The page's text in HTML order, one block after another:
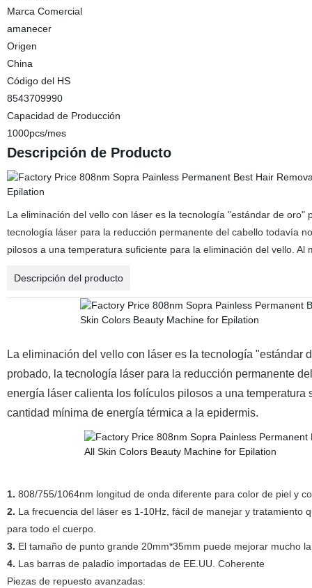
Marca Comercial
amanecer
Origen
China
Código del HS
8543709990
Capacidad de Producción
1000pcs/mes
Descripción de Producto
La eliminación del vello con láser es la tecnología "estándar de
tecnología láser para la reducción permanente del cabello todavía
pilosos a una temperatura suficiente para la eliminación del vello.
Descripción del producto
La eliminación del vello con láser es la tecnología
probado, la tecnología láser para la reducción permanente
energía láser calienta los folículos pilosos a una
cantidad mínima de energía térmica a la epidermis.
1. 808/755/1064nm longitud de onda diferente para color de piel y
2. La frecuencia del láser es 1-10Hz, fácil de manejar y tratamiento
para todo el cuerpo.
3. El tamaño de punto grande 20mm*35mm puede mejorar mucho
4. Las barras de paladio importadas deEE.UU. Coherente
Piezas de repuesto avanzadas: